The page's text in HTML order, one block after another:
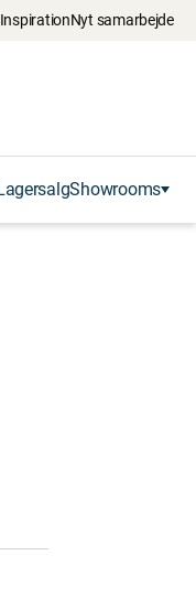
InspirationNyt samarbejde
Showrooms